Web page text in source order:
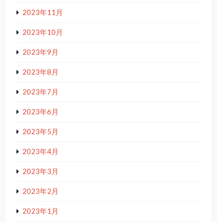
2023年11月
2023年10月
2023年9月
2023年8月
2023年7月
2023年6月
2023年5月
2023年4月
2023年3月
2023年2月
2023年1月